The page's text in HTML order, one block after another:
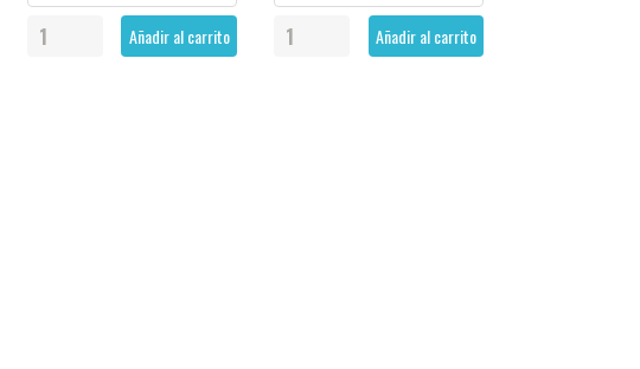
Añadir al carrito Añadir al carrito